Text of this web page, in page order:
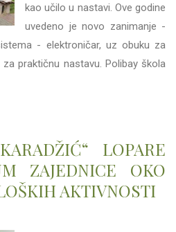
kao učilo u nastavi. Ove godine
uvedeno je novo zanimanje -
- elektroničar, uz obuku za
praktičnu nastavu. Polibay škola
LOPARE
ZAJEDNICE OKO
AKTIVNOSTI